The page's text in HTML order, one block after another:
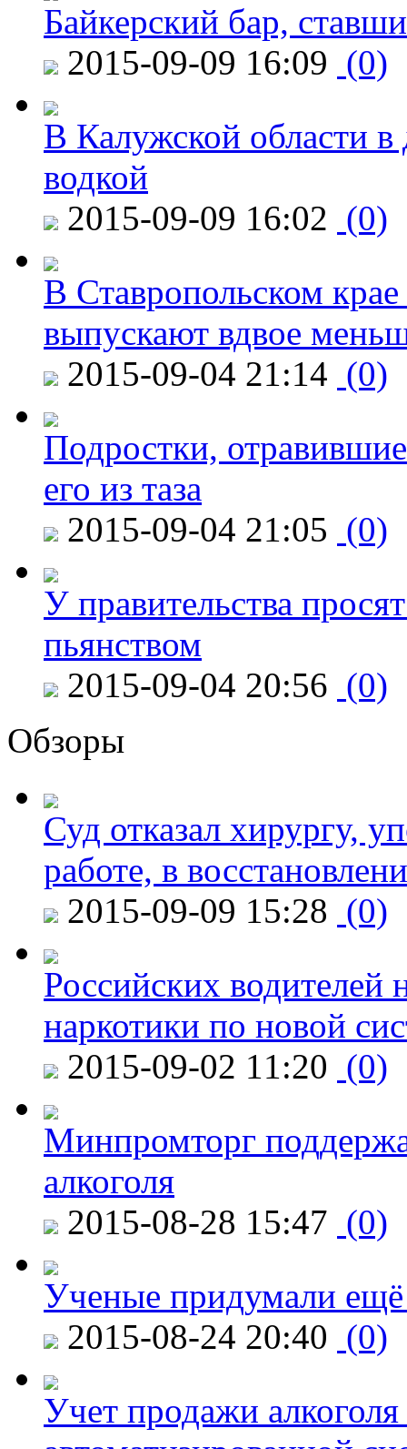
Байкерский бар,
2015-09-09 16:09 (0)
В Калужской области в
водкой
2015-09-09 16:02 (0)
В Ставропольском
выпускают вдвое
2015-09-04 21:14 (0)
Подростки,
его из таза
2015-09-04 21:05 (0)
У правительства
пьянством
2015-09-04 20:56 (0)
Обзоры
Суд отказал хирургу,
работе, в
2015-09-09 15:28 (0)
Российских водителей
наркотики по новой
2015-09-02 11:20 (0)
Минпромторг
алкоголя
2015-08-28 15:47 (0)
Ученые придумали ещё
2015-08-24 20:40 (0)
Учет продажи